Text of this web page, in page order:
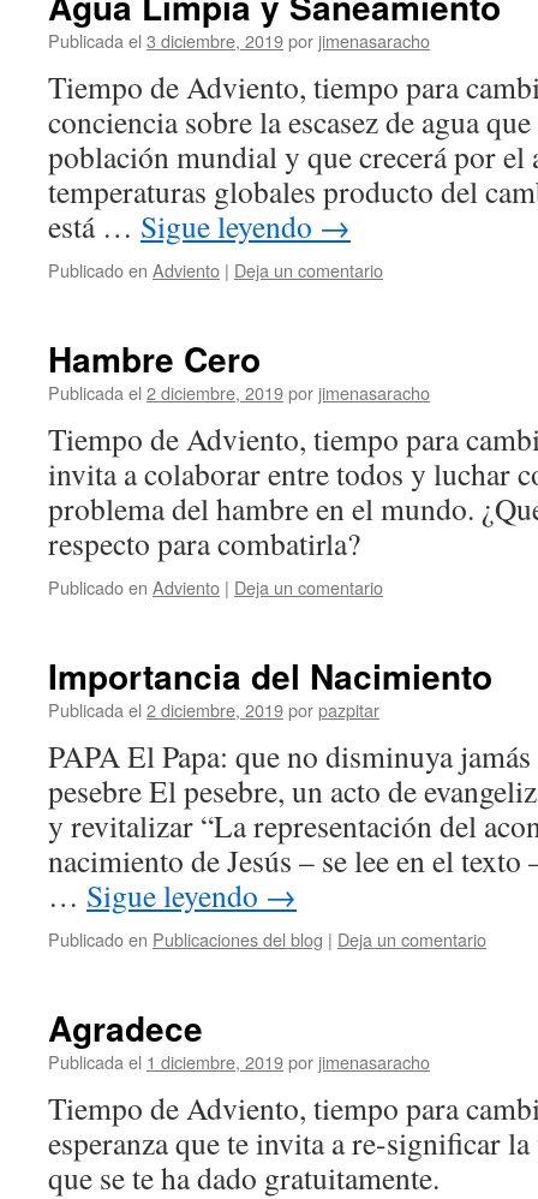
Publicada el 3 diciembre, 2019por jimenasaracho
Tiempo de Adviento, tiempo para
conciencia sobre la escasez de agua
población mundial y que crecerá por el
temperaturas globales producto del
está … Sigue leyendo →
Publicado en Adviento | Deja un comentario
Hambre Cero
Publicada el 2 diciembre, 2019por jimenasaracho
Tiempo de Adviento, tiempo para
invita a colaborar entre todos y luchar
problema del hambre en el mundo.
respecto para combatirla?
Publicado en Adviento | Deja un comentario
Importancia del Nacimiento
Publicada el 2 diciembre, 2019porpazpitar
PAPA El Papa: que no disminuya
pesebre El pesebre, un acto de
y revitalizar “La representación del
nacimiento de Jesús – se lee en el
… Sigue leyendo →
Publicado en Publicaciones del blog | Deja un comentario
Agradece
Publicada el 1 diciembre, 2019por jimenasaracho
Tiempo de Adviento, tiempo para
esperanza que te invita a re-significar
que se te ha dado gratuitamente.